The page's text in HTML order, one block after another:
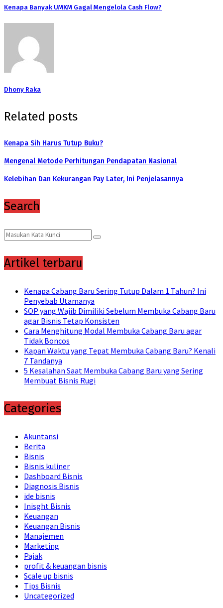
Kenapa Banyak UMKM Gagal Mengelola Cash Flow?
Dhony Raka
Related posts
Kenapa Sih Harus Tutup Buku?
Mengenal Metode Perhitungan Pendapatan Nasional
Kelebihan Dan Kekurangan Pay Later, Ini Penjelasannya
Search
Search
for:
Search
Artikel terbaru
Kenapa Cabang Baru Sering Tutup Dalam 1 Tahun? Ini
Penyebab Utamanya
SOP yang Wajib Dimiliki Sebelum Membuka Cabang Baru
agar Bisnis Tetap Konsisten
Cara Menghitung Modal Membuka Cabang Baru agar
Tidak Boncos
Kapan Waktu yang Tepat Membuka Cabang Baru? Kenali
7 Tandanya
5 Kesalahan Saat Membuka Cabang Baru yang Sering
Membuat Bisnis Rugi
Categories
Akuntansi
Berita
Bisnis
Bisnis kuliner
Dashboard Bisnis
Diagnosis Bisnis
ide bisnis
Inisght Bisnis
Keuangan
Keuangan Bisnis
Manajemen
Marketing
Pajak
profit & keuangan bisnis
Scale up bisnis
Tips Bisnis
Uncategorized